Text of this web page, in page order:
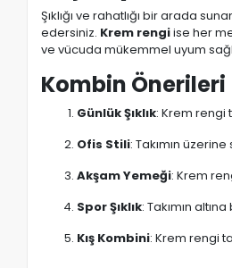
Şıklığı ve rahatlığı bir arada
edersiniz. Krem rengiise her
ve vücuda mükemmel uyum
Kombin Önerileri
Günlük Şıklık: Krem rengi
Ofis Stili: Takımın
Akşam Yemeği: Krem
Spor Şıklık: Takımın
Kış Kombini: Krem rengi